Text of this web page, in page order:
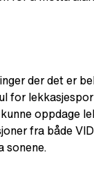
der det er
for
oppdage
fra både
sonene.